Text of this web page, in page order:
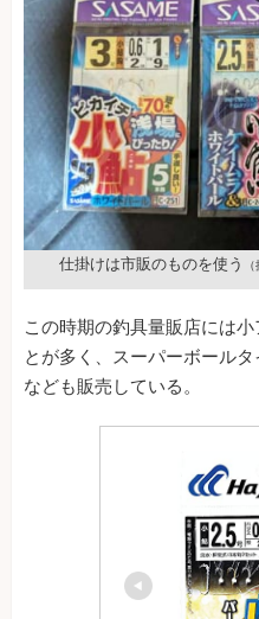
仕掛けは市販のものを使う
この時期の釣具量販店には
とが多く、スーパーボール
なども販売している。